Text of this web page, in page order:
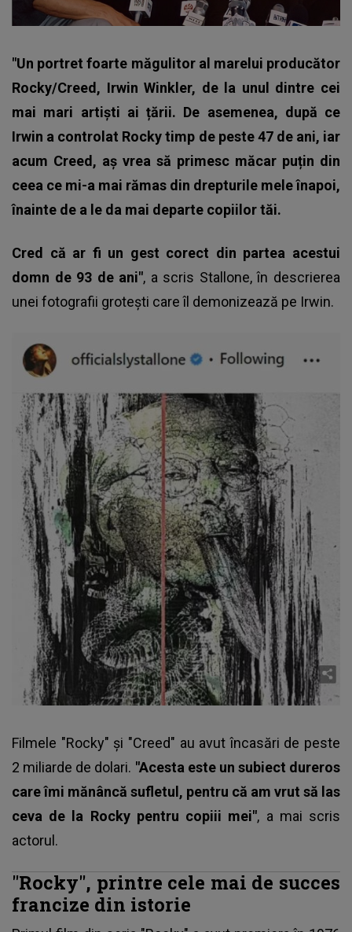
"Un portret foarte măgulitor al marelui producător
Rocky/Creed, Irwin Winkler, de la unul dintre cei
mai mari artiști ai țării. De asemenea, după ce
Irwin a controlat Rocky timp de peste 47 de ani, iar
acum Creed, aș vrea să primesc măcar puțin din
ceea ce mi-a mai rămas din drepturile mele înapoi,
înainte de a le da mai departe copiilor tăi.
Cred că ar fi un gest corect din partea acestui
domn de 93 de ani", a scris Stallone, în descrierea
unei fotografii groteşti care îl demonizează pe Irwin.
Filmele "Rocky" şi "Creed" au avut încasări de peste
2 miliarde de dolari. "Acesta este un subiect dureros
care îmi mănâncă sufletul, pentru că am vrut să las
ceva de la Rocky pentru copiii mei", a mai scris
actorul.
"Rocky", printre cele mai de succes
francize din istorie